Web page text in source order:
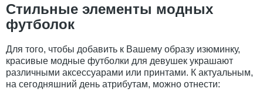
Стильные элементы модных
футболок
Для того, чтобы добавить к Вашему образу изюминку,
красивые модные футболки для девушек украшают
различными аксессуарами или принтами. К актуальным,
на сегодняшний день атрибутам, можно отнести: